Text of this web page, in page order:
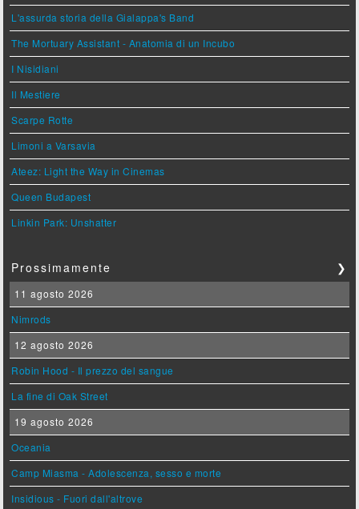
L'assurda storia della Gialappa's Band
The Mortuary Assistant - Anatomia di un Incubo
I Nisidiani
Il Mestiere
Scarpe Rotte
Limoni a Varsavia
Ateez: Light the Way in Cinemas
Queen Budapest
Linkin Park: Unshatter
Prossimamente ❯
11 agosto 2026
Nimrods
12 agosto 2026
Robin Hood - Il prezzo del sangue
La fine di Oak Street
19 agosto 2026
Oceania
Camp Miasma - Adolescenza, sesso e morte
Insidious - Fuori dall'altrove